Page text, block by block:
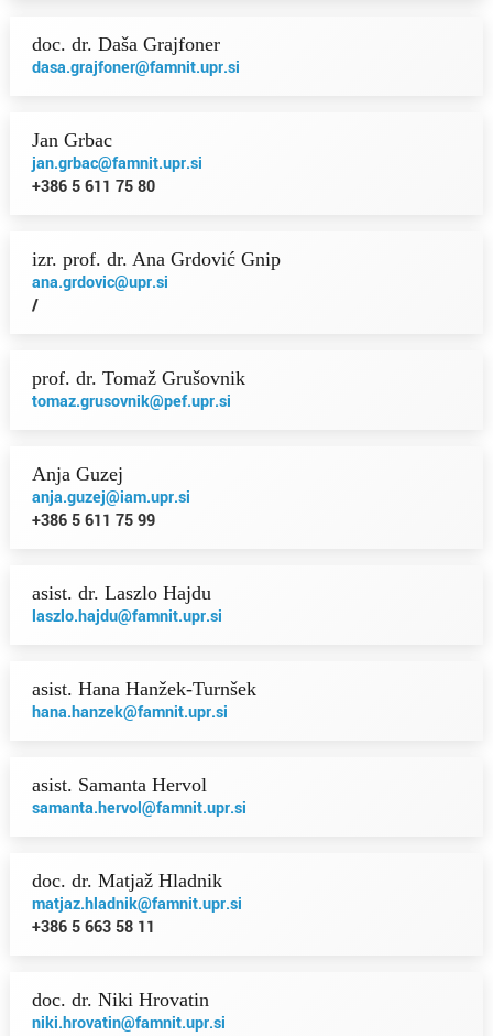
doc. dr. Daša Grajfoner
dasa.grajfoner@famnit.upr.si
Jan Grbac
jan.grbac@famnit.upr.si
+386 5 611 75 80
izr. prof. dr. Ana Grdović Gnip
ana.grdovic@upr.si
/
prof. dr. Tomaž Grušovnik
tomaz.grusovnik@pef.upr.si
Anja Guzej
anja.guzej@iam.upr.si
+386 5 611 75 99
asist. dr. Laszlo Hajdu
laszlo.hajdu@famnit.upr.si
asist. Hana Hanžek-Turnšek
hana.hanzek@famnit.upr.si
asist. Samanta Hervol
samanta.hervol@famnit.upr.si
doc. dr. Matjaž Hladnik
matjaz.hladnik@famnit.upr.si
+386 5 663 58 11
doc. dr. Niki Hrovatin
niki.hrovatin@famnit.upr.si